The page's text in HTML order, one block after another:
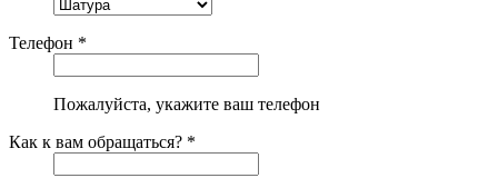
Телефон *
Пожалуйста, укажите ваш телефон
Как к вам обращаться? *